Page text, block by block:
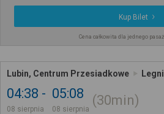
Kup Bilet
Cena całkowita dla jednego
Lubin, Centrum Przesiadkowe
04:38
08 sierpnia
05:08
08 sierpnia
30min